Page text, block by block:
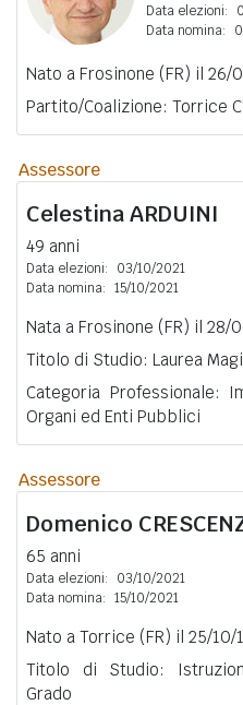
Data elezioni:
Data nomina:
Nato a Frosinone (FR) il 26/
Partito/Coalizione: Torrice
Assessore
CelestinaARDUINI
49 anni
Data elezioni:
03/10/2021
Data nomina: 15/10/2021
Nata a Frosinone (FR) il 28/
Titolo di Studio: Laurea
Categoria Professionale:
Organi ed Enti Pubblici
Assessore
Domenico
65 anni
Data elezioni:
03/10/2021
Data nomina: 15/10/2021
Nato a Torrice (FR) il 25/10/
Titolo di Studio:
Grado